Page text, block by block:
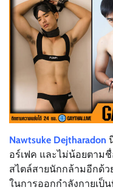
Nawtsuke Dejtharadon
อร์เฟค และไม่น้อยตาม
สไตล์สายนักกล้ามอีกด้
ในการออกกำลังกายเ